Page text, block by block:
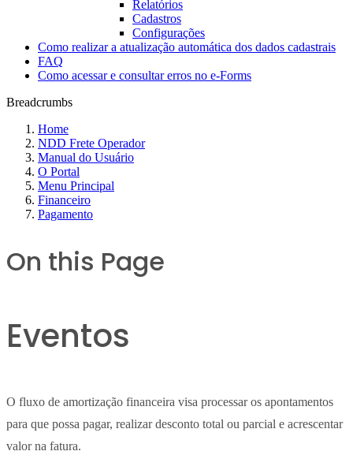
Relatórios
Cadastros
Configurações
Como realizar a atualização automática dos dados cadastrais
FAQ
Como acessar e consultar erros no e-Forms
Breadcrumbs
Home
NDD Frete Operador
Manual do Usuário
O Portal
Menu Principal
Financeiro
Pagamento
On this Page
Eventos
O fluxo de amortização financeira visa processar os apontamentos
para que possa pagar, realizar desconto total ou parcial e acrescentar
valor na fatura.